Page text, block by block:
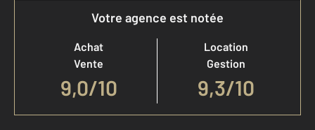
Votre agence est notée
Achat
Vente
9,0/10
Location
Gestion
9,3/10